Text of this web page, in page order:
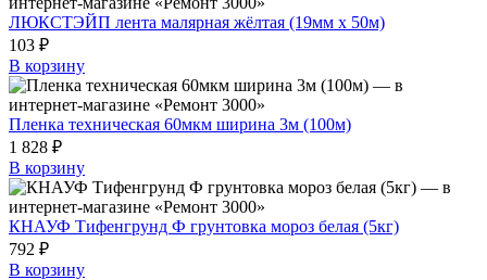
ЛЮКСТЭЙП лента малярная жёлтая (19мм х 50м)
103 ₽
В корзину
Пленка техническая 60мкм ширина 3м (100м)
1 828 ₽
В корзину
КНАУФ Тифенгрунд Ф грунтовка мороз белая (5кг)
792 ₽
В корзину